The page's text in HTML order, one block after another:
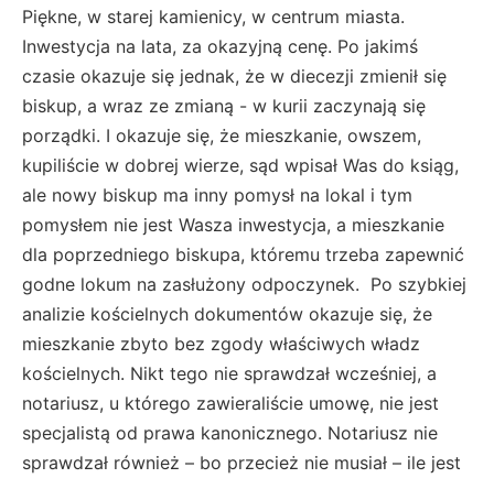
Piękne, w starej kamienicy, w centrum miasta.
Inwestycja na lata, za okazyjną cenę. Po jakimś
czasie okazuje się jednak, że w diecezji zmienił się
biskup, a wraz ze zmianą - w kurii zaczynają się
porządki. I okazuje się, że mieszkanie, owszem,
kupiliście w dobrej wierze, sąd wpisał Was do ksiąg,
ale nowy biskup ma inny pomysł na lokal i tym
pomysłem nie jest Wasza inwestycja, a mieszkanie
dla poprzedniego biskupa, któremu trzeba zapewnić
godne lokum na zasłużony odpoczynek. Po szybkiej
analizie kościelnych dokumentów okazuje się, że
mieszkanie zbyto bez zgody właściwych władz
kościelnych. Nikt tego nie sprawdzał wcześniej, a
notariusz, u którego zawieraliście umowę, nie jest
specjalistą od prawa kanonicznego. Notariusz nie
sprawdzał również – bo przecież nie musiał – ile jest